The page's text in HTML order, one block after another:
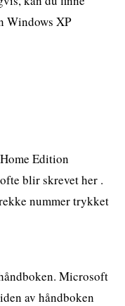
Windows XP
Edition
blir skrevet her .
nummer trykket
Microsoft
av håndboken